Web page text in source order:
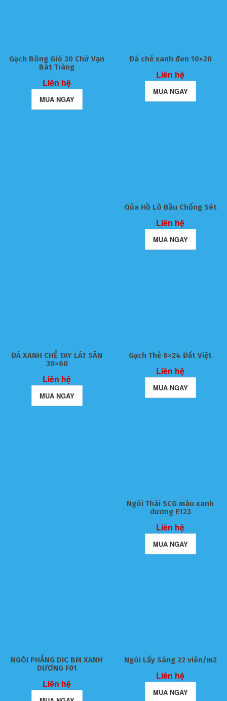
Gạch Bông Gió 30 Chữ Vạn
Bát Tràng
Liên hệ
MUA NGAY
Đá chẻ xanh đen 10×20
Liên hệ
MUA NGAY
Qủa Hồ Lô Bầu Chống Sét
Liên hệ
MUA NGAY
ĐÁ XANH CHẺ TAY LÁT SÂN
30×60
Liên hệ
MUA NGAY
Gạch Thẻ 6×24 Đất Việt
Liên hệ
MUA NGAY
Ngói Thái SCG màu xanh
dương E123
Liên hệ
MUA NGAY
NGÓI PHẲNG DIC BM XANH
DƯƠNG F01
Liên hệ
Ngói Lấy Sáng 22 viên/m2
Liên hệ
MUA NGAY